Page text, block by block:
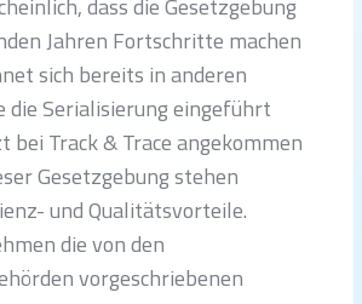
dass die Gesetzgebung
Jahren Fortschritte machen
sich bereits in anderen
die Serialisierung eingeführt
bei Track & Trace angekommen
Gesetzgebung stehen
und Qualitätsvorteile.
die von den
vorgeschriebenen